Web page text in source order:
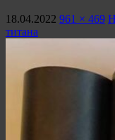
18.04.2022 961 × 469
титана